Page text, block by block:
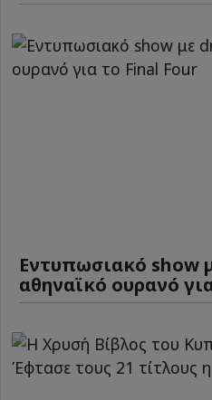
Εντυπωσιακό show
αθηναϊκό ουρανό